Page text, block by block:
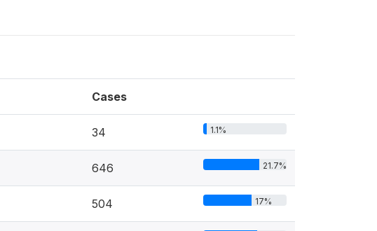
Cases
34 1.1%
646 21.7%
504 17%